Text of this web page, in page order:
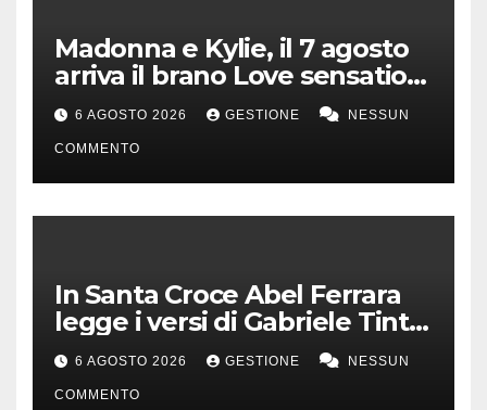
Madonna e Kylie, il 7 agosto
arriva il brano Love sensation
(Afterhours mix)
6 AGOSTO 2026 GESTIONE NESSUN
COMMENTO
In Santa Croce Abel Ferrara
legge i versi di Gabriele Tinti
per Francesco d’Assisi
6 AGOSTO 2026 GESTIONE NESSUN
COMMENTO